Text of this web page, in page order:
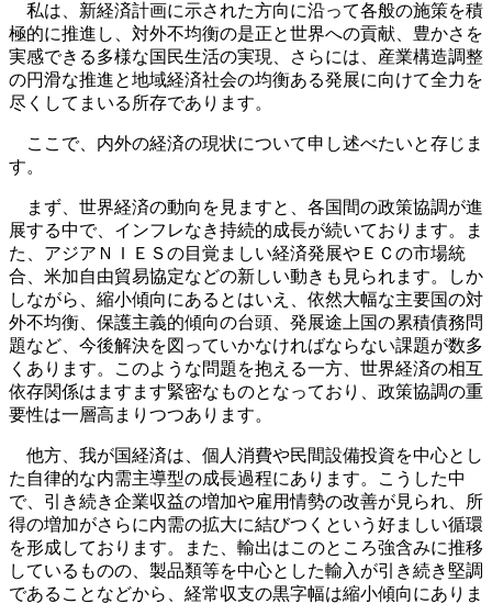
私は、新経済計画に示された方向に沿って各般の施策を積
極的に推進し、対外不均衡の是正と世界への貢献、豊かさを
実感できる多様な国民生活の実現、さらには、産業構造調整
の円滑な推進と地域経済社会の均衡ある発展に向けて全力を
尽くしてまいる所存であります。
ここで、内外の経済の現状について申し述べたいと存じま
す。
まず、世界経済の動向を見ますと、各国間の政策協調が進
展する中で、インフレなき持続的成長が続いております。ま
た、アジアＮＩＥＳの目覚ましい経済発展やＥＣの市場統
合、米加自由貿易協定などの新しい動きも見られます。しか
しながら、縮小傾向にあるとはいえ、依然大幅な主要国の対
外不均衡、保護主義的傾向の台頭、発展途上国の累積債務問
題など、今後解決を図っていかなければならない課題が数多
くあります。このような問題を抱える一方、世界経済の相互
依存関係はますます緊密なものとなっており、政策協調の重
要性は一層高まりつつあります。
他方、我が国経済は、個人消費や民間設備投資を中心とし
た自律的な内需主導型の成長過程にあります。こうした中
で、引き続き企業収益の増加や雇用情勢の改善が見られ、所
得の増加がさらに内需の拡大に結びつくという好ましい循環
を形成しております。また、輸出はこのところ強含みに推移
しているものの、製品類等を中心とした輸入が引き続き堅調
であることなどから、経常収支の黒字幅は縮小傾向にありま